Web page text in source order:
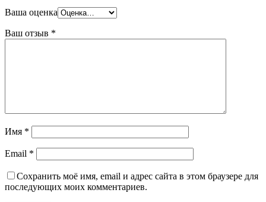
Ваша оценка
Ваш отзыв *
Имя *
Email *
Сохранить моё имя, email и адрес сайта в этом браузере для
последующих моих комментариев.